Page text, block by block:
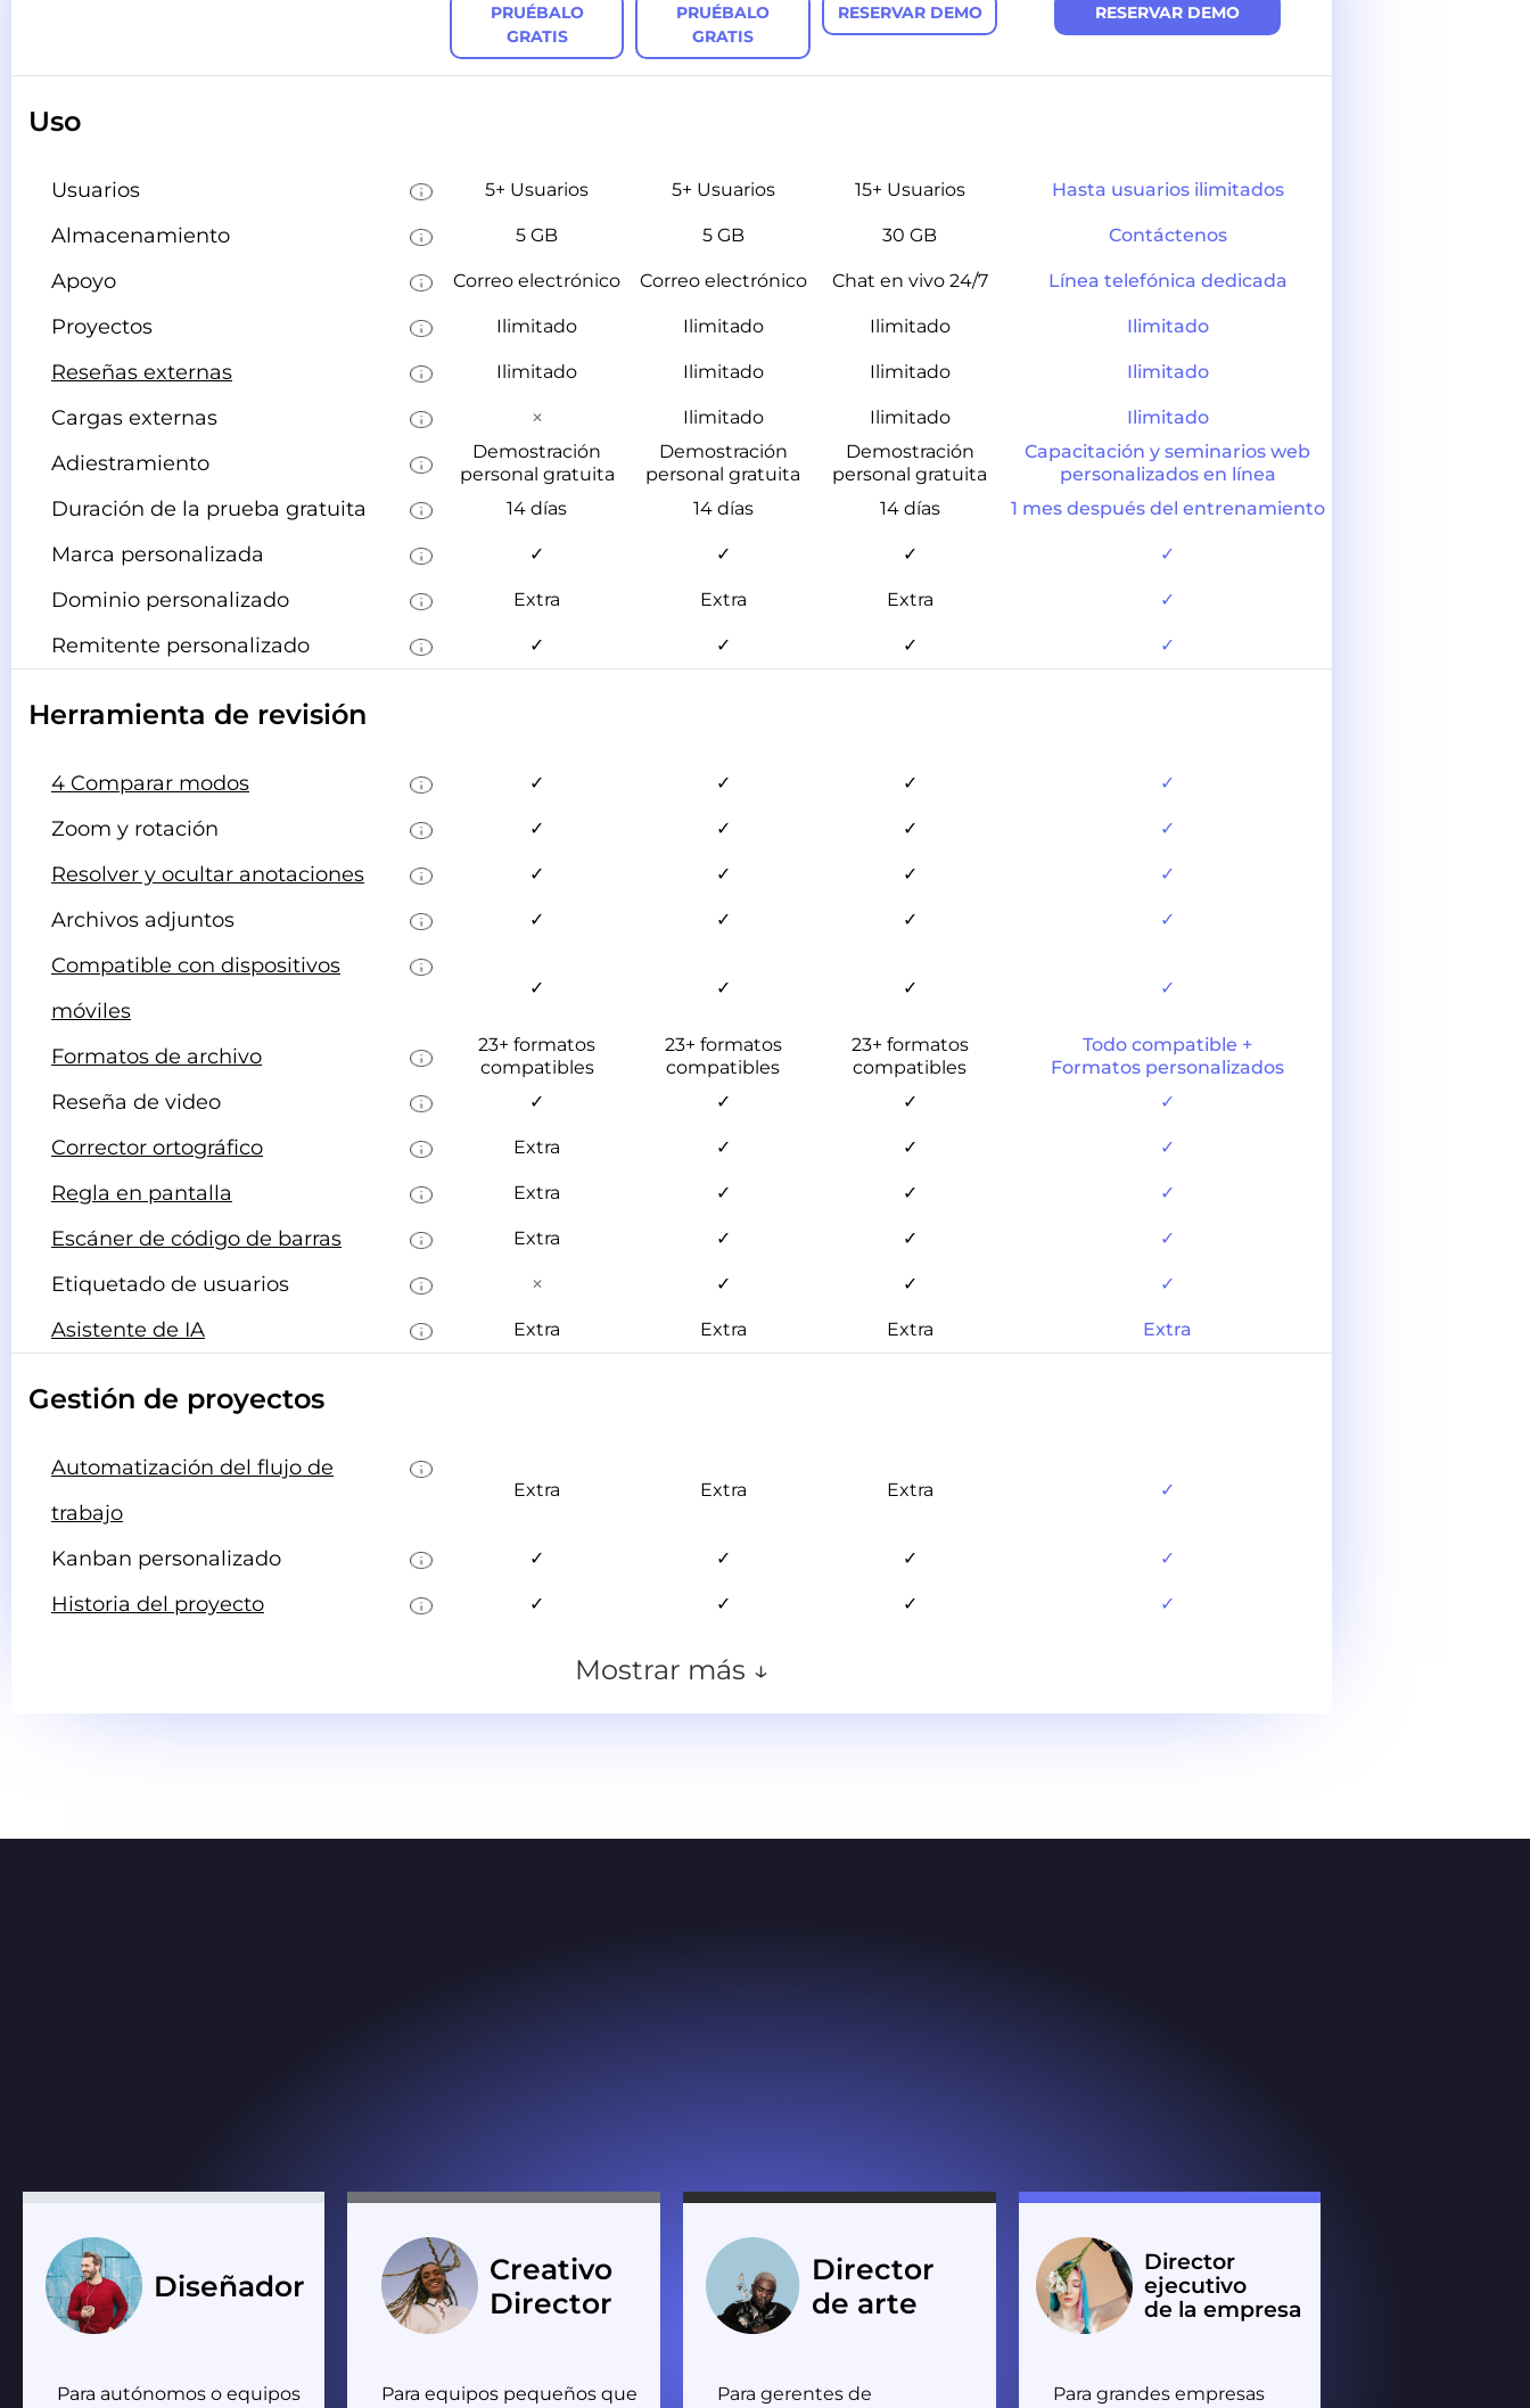
PRUÉBALO
GRATIS
PRUÉBALO
GRATIS
RESERVAR DEMO RESERVAR DEMO
Uso
Usuarios 5+ Usuarios 5+ Usuarios 15+ Usuarios Hasta usuarios ilimitados
Almacenamiento 5 GB 5 GB 30 GB Contáctenos
Apoyo Correo electrónico Correo electrónico Chat en vivo 24/7 Línea telefónica dedicada
Proyectos Ilimitado Ilimitado Ilimitado Ilimitado
Reseñas externas Ilimitado Ilimitado Ilimitado Ilimitado
Cargas externas ✕ Ilimitado Ilimitado Ilimitado
Adiestramiento
Demostración
personal gratuita
Demostración
personal gratuita
Demostración
personal gratuita
Capacitación y seminarios web
personalizados en línea
Duración de la prueba gratuita 14 días 14 días 14 días 1 mes después del entrenamiento
Marca personalizada ✓ ✓ ✓ ✓
Dominio personalizado Extra Extra Extra ✓
Remitente personalizado ✓ ✓ ✓ ✓
Herramienta de revisión
4 Comparar modos ✓ ✓ ✓ ✓
Zoom y rotación ✓ ✓ ✓ ✓
Resolver y ocultar anotaciones ✓ ✓ ✓ ✓
Archivos adjuntos ✓ ✓ ✓ ✓
Compatible con dispositivos
móviles
✓ ✓ ✓ ✓
Formatos de archivo
23+ formatos
compatibles
23+ formatos
compatibles
23+ formatos
compatibles
Todo compatible +
Formatos personalizados
Reseña de video ✓ ✓ ✓ ✓
Corrector ortográfico Extra ✓ ✓ ✓
Regla en pantalla Extra ✓ ✓ ✓
Escáner de código de barras Extra ✓ ✓ ✓
Etiquetado de usuarios ✕ ✓ ✓ ✓
Asistente de IA Extra Extra Extra Extra
Gestión de proyectos
Automatización del flujo de
trabajo
Extra Extra Extra ✓
Kanban personalizado ✓ ✓ ✓ ✓
Historia del proyecto ✓ ✓ ✓ ✓
Mostrar más ↓
Diseñador
Para autónomos o equipos
Creativo
Director
Para equipos pequeños que
Director
de arte
Para gerentes de
Director
ejecutivo
de la empresa
Para grandes empresas